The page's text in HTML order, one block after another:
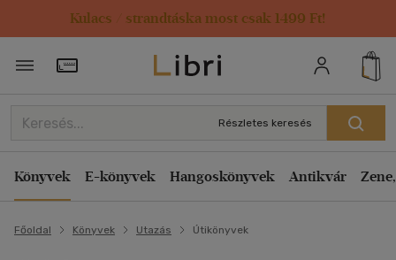
Kulacs / strandtáska most csak 1499 Ft!
Törzsvásárlói Kártya adatai
Részletes keresés
Könyvek E-könyvek Hangoskönyvek Antikvár
Főoldal Könyvek Utazás Útikönyvek